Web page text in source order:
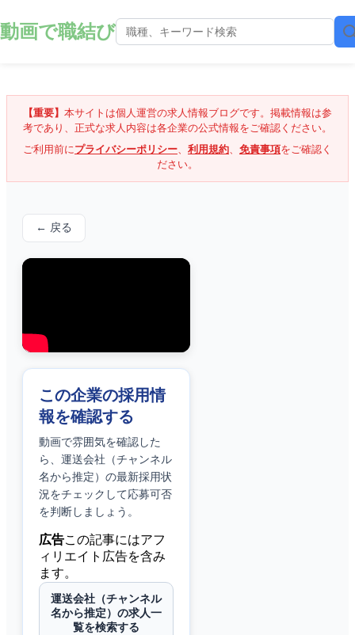
動画で職結び
【重要】 本サイトは個人運営の求人情報ブログです。掲載情報は参
考であり、正式な求人内容は各企業の公式情報をご確認ください。
ご利用前にプライバシーポリシー、 利用規約、 免責事項をご確認く
ださい。
← 戻る
この企業の採用情
報を確認する
動画で雰囲気を確認した
ら、 運送会社（チャンネル
名から推定） の最新採用状
況をチェックして応募可否
を判断しましょう。
広告この記事にはアフ
ィリエイト広告を含み
ます。
運送会社（チャンネル
名から推定）の求人一
覧を検索する